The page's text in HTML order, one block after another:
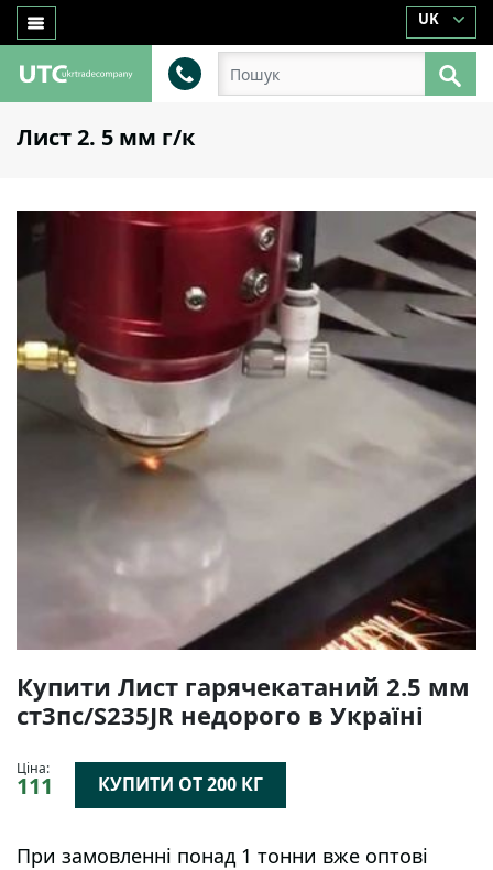
UK
Лист 2. 5 мм г/к
Купити Лист гарячекатаний 2.5 мм
ст3пс/S235JR недорого в Україні
Ціна:
111 КУПИТИ ОТ 200 КГ
При замовленні понад 1 тонни вже оптові